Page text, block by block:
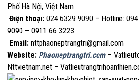
Phố Hà Nội, Việt Nam
Điện thoại: 024 6329 9090 – Hotline:
9090 – 0911 66 3223
Email: nttphaoneptrangtri@gmail.com
Website: Phaoneptrangtri.com–
Nttvietnam.net –